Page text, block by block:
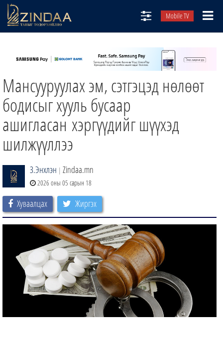
Mobile TV
ТВ8
ӨГЛӨӨНИЙ СОНИН
АУДИО ЗОХИОЛ
ЗИНДАА СЭТГҮҮЛ
Мансууруулах эм, сэтгэцэд нөлөөт
бодисыг хууль бусаар
ашигласан хэргүүдийг шүүхэд
шилжүүллээ
З.Энхлэн | Zindaa.mn
2026 оны 05 сарын 18
Хуваалцах Жиргэх